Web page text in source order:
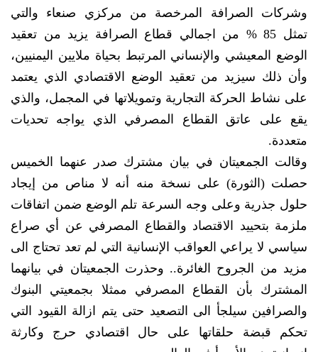
وشركات الصرافة المرخصة من مركزي صنعاء والتي
تمثل 85 % من اجمالي قطاع الصرافة يزيد من تعقيد
الوضع المعيشي والإنساني المرتبط بحياة ملايين اليمنيين،
وأن ذلك سيزيد من تعقيد الوضع الاقتصادي الذي يعتمد
على نشاط الحركة التجارية وتمويلاتها في المجمل، والذي
يقع على عاتق القطاع المصرفي الذي يواجه تحديات
متعددة.
وقالت الجمعيتان في بيان مشترك صدر عنهما الخميس
حصلت (الثورة) على نسخة منه أنه لا مناص من إيجاد
حلول جذرية وعلى وجه السرعة تلم الوضع ضمن اتفاقات
ملزمة بتحييد الاقتصاد والقطاع المصرفي عن أي صراع
سياسي لا يراعي العواقب الإنسانية التي لم تعد تحتاج الى
مزيد من الجروح الغائرة.. وحذرت الجمعيتان في بيانهما
المشترك بأن القطاع المصرفي ممثلا بجمعيتي البنوك
والصرافين سيلجأ الى التصعيد حتى يتم ازالة القيود التي
تحكم قبضة حلقاتها على حال اقتصادي حرج وكارثة